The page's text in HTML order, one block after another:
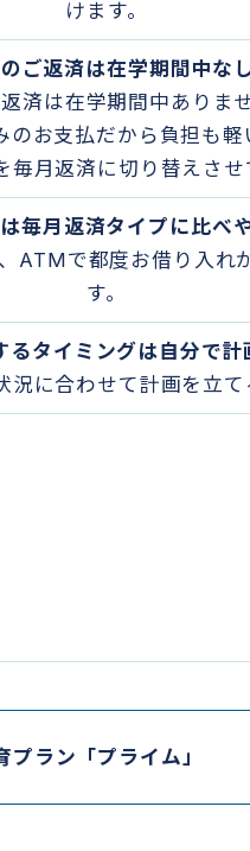
けます。
ご返済は在学期間中な
済は在学期間中ありませ
のお支払だから負担も軽
月返済に切り替えさせ
毎月返済タイプに比べ
ATMで都度お借り入れ
す。
るタイミングは自分で計
に合わせて計画を立て
プラン「プライム」